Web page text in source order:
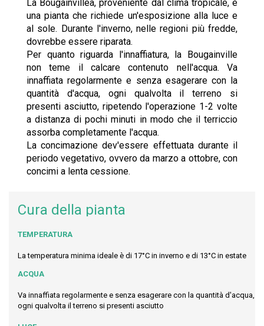
La Bougainvillea, proveniente dal clima tropicale, è
una pianta che richiede un'esposizione alla luce e
al sole. Durante l'inverno, nelle regioni più fredde,
dovrebbe essere riparata.
Per quanto riguarda l'innaffiatura, la Bougainville
non teme il calcare contenuto nell'acqua. Va
innaffiata regolarmente e senza esagerare con la
quantità d'acqua, ogni qualvolta il terreno si
presenti asciutto, ripetendo l'operazione 1-2 volte
a distanza di pochi minuti in modo che il terriccio
assorba completamente l'acqua.
La concimazione dev'essere effettuata durante il
periodo vegetativo, ovvero da marzo a ottobre, con
concimi a lenta cessione.
Cura della pianta
TEMPERATURA
La temperatura minima ideale è di 17°C in inverno e di 13°C in estate
ACQUA
Va innaffiata regolarmente e senza esagerare con la quantità d'acqua,
ogni qualvolta il terreno si presenti asciutto